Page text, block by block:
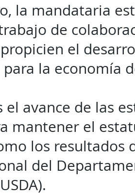
la mandataria
de
el
la economía
avance de las
mantener el
los resultados
del